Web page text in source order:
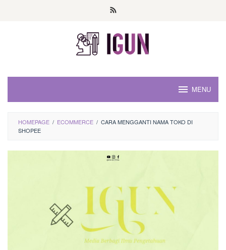
MENU
HOMEPAGE / ECOMMERCE / CARA MENGGANTI NAMA TOKO DI
SHOPEE